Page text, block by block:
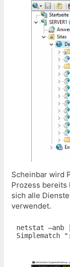
Scheinbar wird
Prozess bereits
sich alle
verwendet.
netstat –anb
Simplematch